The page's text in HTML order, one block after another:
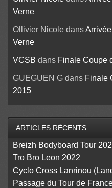
Verne
Ollivier Nicoledans
Verne
VCSB dans Finale Coupe
GUEGUEN Gdans Finale
2015
ARTICLES RÉCENTS
Breizh Bodyboard Tour
Tro Bro Leon 2022
Cyclo Cross Lanrinou
Passage du Tour de